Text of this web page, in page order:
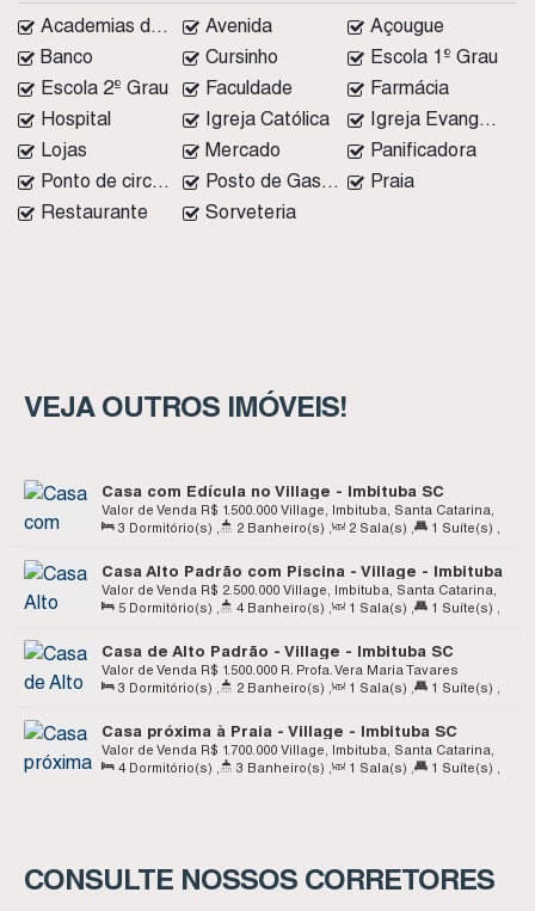
Academias de ginástica Avenida
Açougue
Banco
Cursinho
Escola 1º Grau
Escola 2º Grau
Faculdade
Farmácia
Hospital
Igreja Católica
Igreja Evangélica
Lojas
Mercado
Panificadora
Ponto de circular
Posto de Gasolina
Praia
Restaurante
Sorveteria
VEJA OUTROS IMÓVEIS!
Casa com Edícula no Village - Imbituba SC
R$ 1.500.000
Valor de Venda
Village, Imbituba, Santa Catarina,
Brasil
3 Dormitório(s) 2 Banheiro(s) 2 Sala(s) 1 Suíte(s)
Casa Alto Padrão com Piscina - Village - Imbituba
SC
R$ 2.500.000
Valor de Venda
Village, Imbituba, Santa Catarina,
Brasil
5 Dormitório(s) 4 Banheiro(s) 1 Sala(s) 1 Suíte(s)
Casa de Alto Padrão - Village - Imbituba SC
R$ 1.500.000
Valor de Venda
R. Profa. Vera Maria Tavares
Teixeira, 306, 88780-000, Village, Imbituba, Santa Catarina,
3 Dormitório(s) 2 Banheiro(s) 1 Sala(s) 1 Suíte(s)
14.00m , Frente: 14 .00m , Lado Direito: 25.00m ,
Lado
Esquerdo: 25.00m
Casa próxima à Praia - Village - Imbituba SC
R$ 1.700.000
Valor de Venda
Village, Imbituba, Santa Catarina,
Brasil
4 Dormitório(s) 3 Banheiro(s) 1 Sala(s) 1 Suíte(s)
CONSULTE NOSSOS CORRETORES